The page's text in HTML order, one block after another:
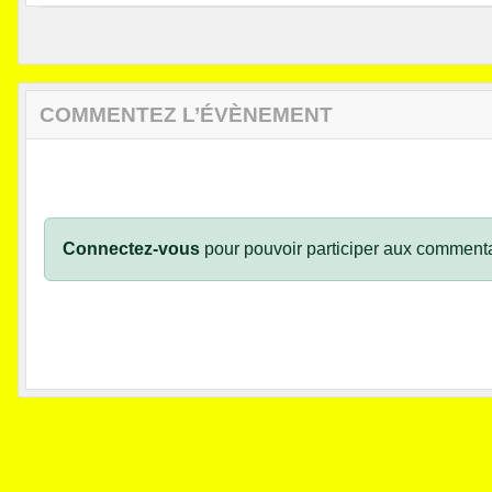
COMMENTEZ L’ÉVÈNEMENT
Connectez-vous pour pouvoir participer aux